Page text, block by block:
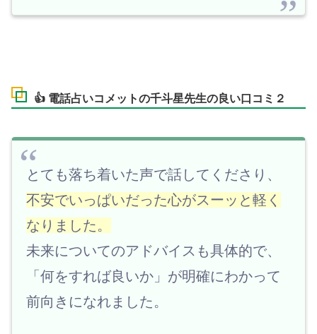
👍 電話占いコメットの千斗星先生の良い口コミ２
とても落ち着いた声で話してくださり、
不安でいっぱいだった心がスーッと軽く
なりました。
未来についてのアドバイスも具体的で、
「何をすれば良いか」が明確にわかって
前向きになれました。